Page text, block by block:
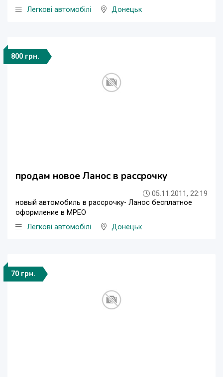
Легкові автомобілі
Донецьк
800 грн.
продам новое Ланос в рассрочку
05.11.2011, 22:19
новый автомобиль в рассрочку- Ланос бесплатное
оформление в МРЕО
Легкові автомобілі
Донецьк
70 грн.